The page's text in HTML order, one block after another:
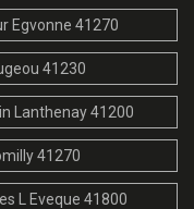
Egvonne 41270
41230
Lanthenay 41200
41270
L Eveque 41800